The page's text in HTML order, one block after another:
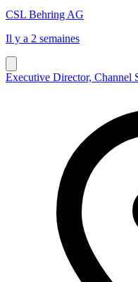
CSL Behring AG
Il y a 2 semaines
Executive Director, Channel